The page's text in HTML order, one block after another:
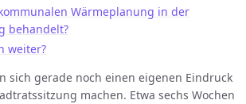
Wärmeplanung in der
behandelt?
weiter?
sich gerade noch einen eigenen Eindruck
machen. Etwa sechs Wochen